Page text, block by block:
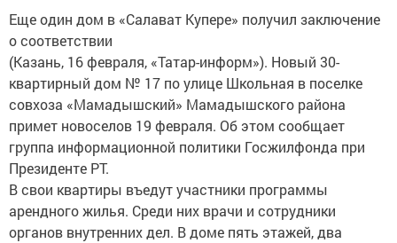
Еще один дом в «Салават Купере» получил заключение
о соответствии
(Казань, 16 февраля, «Татар-информ»). Новый 30-
квартирный дом № 17 по улице Школьная в поселке
совхоза «Мамадышский» Мамадышского района
примет новоселов 19 февраля. Об этом сообщает
группа информационной политики Госжилфонда при
Президенте РТ.
В свои квартиры въедут участники программы
арендного жилья. Среди них врачи и сотрудники
органов внутренних дел. В доме пять этажей, два